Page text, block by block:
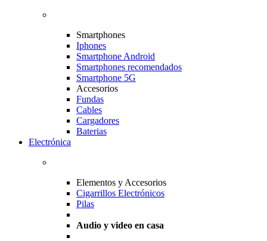
Smartphones
Iphones
Smartphone Android
Smartphones recomendados
Smartphone 5G
Accesorios
Fundas
Cables
Cargadores
Baterias
Electrónica
Elementos y Accesorios
Cigarrillos Electrónicos
Pilas
Audio y video en casa